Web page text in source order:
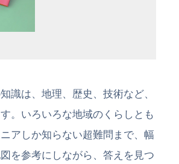
識は、地理、歴史、技術など、
。いろいろな地域のくらしとも
アしか知らない超難問まで、幅
を参考にしながら、答えを見つ